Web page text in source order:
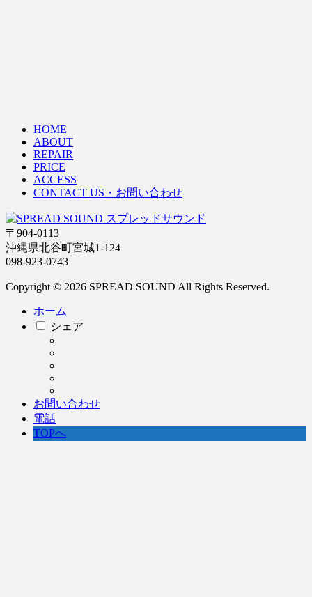
HOME
ABOUT
REPAIR
PRICE
ACCESS
CONTACT US・お問い合わせ
〒904-0113
沖縄県北谷町宮城1-124
098-923-0743
Copyright © 2026 SPREAD SOUND All Rights Reserved.
ホーム
シェア
お問い合わせ
電話
TOPへ